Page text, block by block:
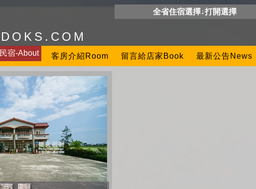
全省住宿選擇↓打開選擇
宿-About 客房介紹Room 留言給店家Book 最新公告News